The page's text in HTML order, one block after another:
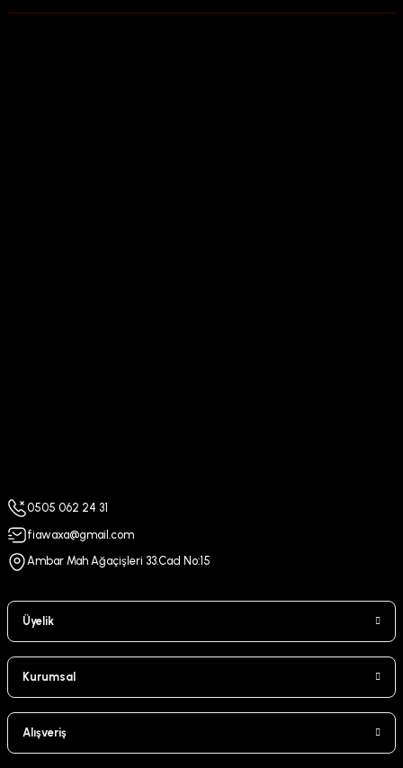
0505 062 24 31
fiawaxa@gmail.com
Ambar Mah Ağaçişleri 33.Cad No:15
Üyelik
Kurumsal
Alışveriş